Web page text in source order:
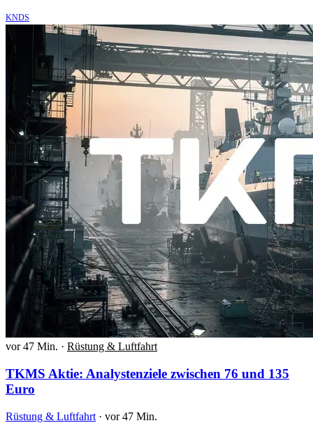
KNDS
vor 47 Min. · Rüstung & Luftfahrt
TKMS Aktie: Analystenziele zwischen 76 und 135
Euro
Rüstung & Luftfahrt · vor 47 Min.